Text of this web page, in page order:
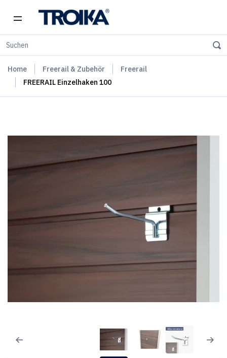
Home Freerail & Zubehör
Freerail
FREERAIL Einzelhaken 100